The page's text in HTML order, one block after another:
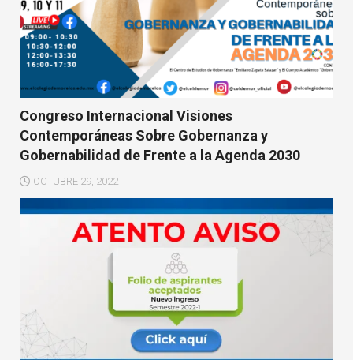
Congreso Internacional Visiones
Contemporáneas Sobre Gobernanza y
Gobernabilidad de Frente a la Agenda 2030
OCTUBRE 29, 2022